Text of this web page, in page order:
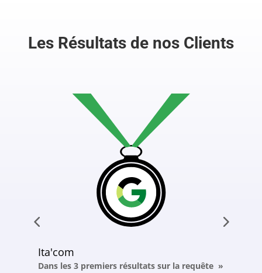
Les Résultats de nos Clients
Ita'com
Dans les 3 premiers résultats sur la requête »